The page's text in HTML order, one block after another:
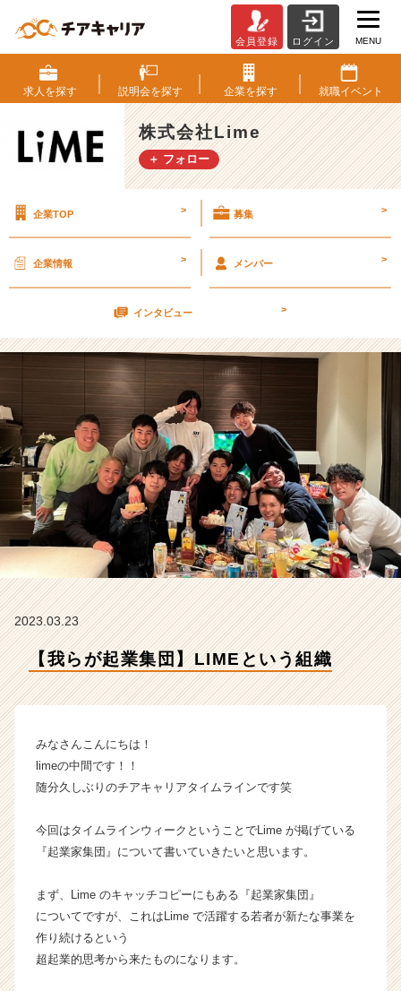
ら
が
起
業
集
団】
E
う
組
【株
L
i
m
e
の
タ
イ
ム
ラ
ベ
ン
ャ
成
企
ら
ス
ウ
ト
届
会員登録 ログイン MENU
求人を探す 説明会を探す 企業を探す 就職イベント
株式会社Lime
＋ フォロー
企業TOP > 募集 >
企業情報 > メンバー >
インタビュー >
2023.03.23
【我らが起業集団】LIMEという組織
みなさんこんにちは！
limeの中間です！！
随分久しぶりのチアキャリアタイムラインです笑
今回はタイムラインウィークということでLime が掲げている
『起業家集団』について書いていきたいと思います。
まず、Lime のキャッチコピーにもある『起業家集団』
についてですが、これはLime で活躍する若者が新たな事業を
作り続けるという
超起業的思考から来たものになります。